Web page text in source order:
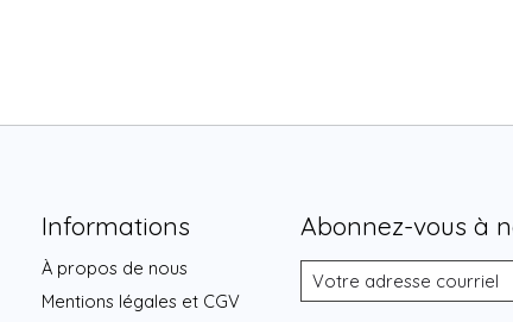
Informations
À propos de nous
Mentions légales et CGV
Abonnez-vous à